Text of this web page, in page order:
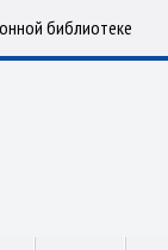
библиотеке